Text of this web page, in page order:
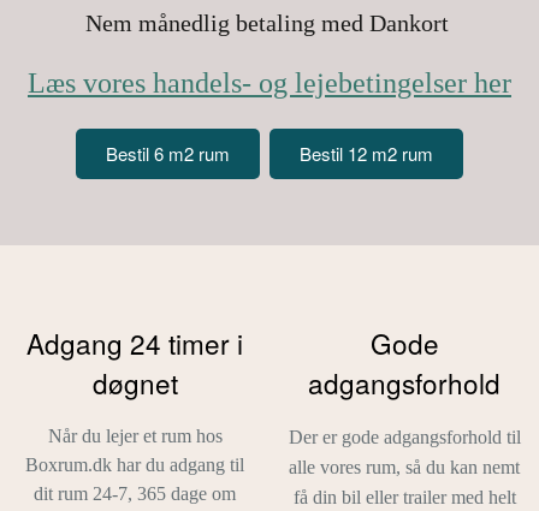
Nem månedlig betaling med Dankort
Læs vores handels- og lejebetingelser her
Bestil 6 m2 rum Bestil 12 m2 rum
Adgang 24 timer i
døgnet
Når du lejer et rum hos
Boxrum.dk har du adgang til
dit rum 24-7, 365 dage om
Gode
adgangsforhold
Der er gode adgangsforhold til
alle vores rum, så du kan nemt
få din bil eller trailer med helt